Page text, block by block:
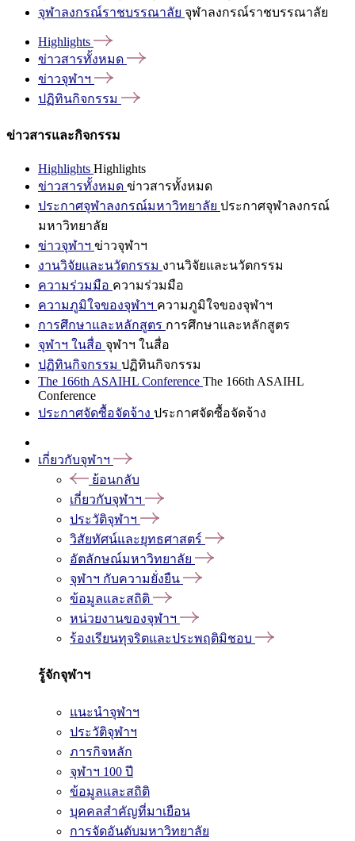
จุฬาลงกรณ์ราชบรรณาลัย จุฬาลงกรณ์ราชบรรณาลัย
Highlights
ข่าวสารทั้งหมด
ข่าวจุฬาฯ
ปฏิทินกิจกรรม
ข่าวสารและกิจกรรม
Highlights Highlights
ข่าวสารทั้งหมด ข่าวสารทั้งหมด
ประกาศจุฬาลงกรณ์มหาวิทยาลัย ประกาศจุฬาลงกรณ์
มหาวิทยาลัย
ข่าวจุฬาฯ ข่าวจุฬาฯ
งานวิจัยและนวัตกรรม งานวิจัยและนวัตกรรม
ความร่วมมือ ความร่วมมือ
ความภูมิใจของจุฬาฯ ความภูมิใจของจุฬาฯ
การศึกษาและหลักสูตร การศึกษาและหลักสูตร
จุฬาฯ ในสื่อ จุฬาฯ ในสื่อ
ปฏิทินกิจกรรม ปฏิทินกิจกรรม
The 166th ASAIHL Conference The 166th ASAIHL
Conference
ประกาศจัดซื้อจัดจ้าง ประกาศจัดซื้อจัดจ้าง
เกี่ยวกับจุฬาฯ
ย้อนกลับ
เกี่ยวกับจุฬาฯ
ประวัติจุฬาฯ
วิสัยทัศน์และยุทธศาสตร์
อัตลักษณ์มหาวิทยาลัย
จุฬาฯ กับความยั่งยืน
ข้อมูลและสถิติ
หน่วยงานของจุฬาฯ
ร้องเรียนทุจริตและประพฤติมิชอบ
รู้จักจุฬาฯ
แนะนำจุฬาฯ
ประวัติจุฬาฯ
ภารกิจหลัก
จุฬาฯ 100 ปี
ข้อมูลและสถิติ
บุคคลสำคัญที่มาเยือน
การจัดอันดับมหาวิทยาลัย